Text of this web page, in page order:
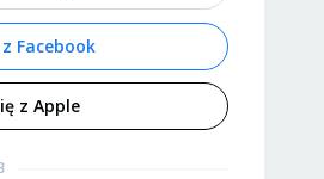
Facebook
z Apple